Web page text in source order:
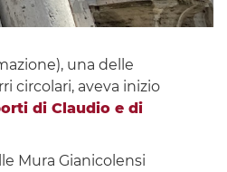
una delle
circolari, aveva inizio
di Claudio e di
Mura Gianicolensi